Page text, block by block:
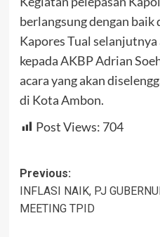
berlangsung dengan baik
Kapores Tual
kepada AKBP Adrian
acara yang akan
di Kota Ambon.
Post Views: 704
Post
navigation
Previous:
INFLASI NAIK, PJ
MEETING TPID